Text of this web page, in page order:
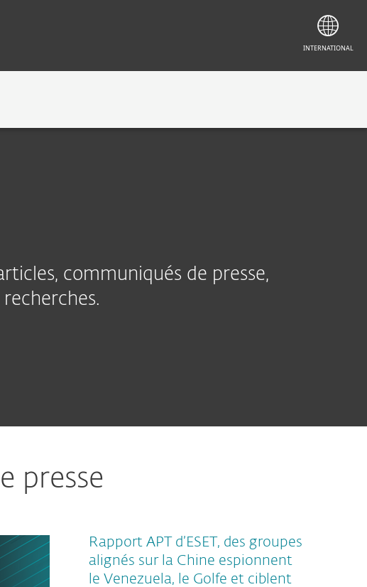
communiqués de presse,
presse
Rapport APT d’ESET, des groupes
alignés sur la Chine espionnent
le Venezuela, le Golfe et ciblent
INTERNATIONAL